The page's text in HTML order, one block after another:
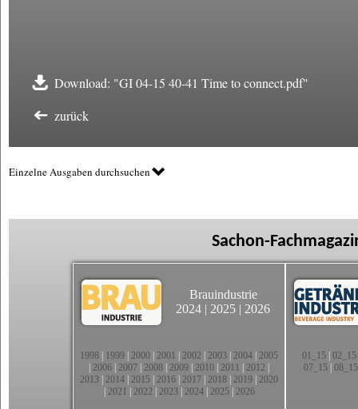
Download: "GI 04-15 40-41 Time to connect.pdf"
zurück
Einzelne Ausgaben durchsuchen
Sachon-
Brauindustrie
2024 | 2025 | 2026
1998 1999 2000 2001 2002 2003 2004 2005
2006 2007 2008 2009 2010 2011 2012
2013 2014 2015 2016 2017 2018 2019 2020
2021 2022 2023| 2024| 2025| 2026
01_15| 02_15
07_15 08_15